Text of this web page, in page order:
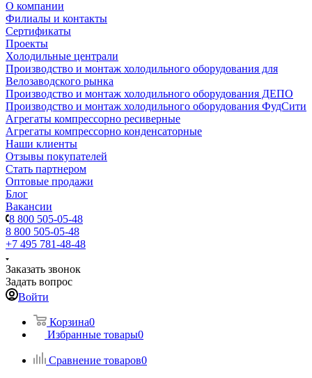
О компании
Филиалы и контакты
Сертификаты
Проекты
Холодильные централи
Производство и монтаж холодильного оборудования для
Велозаводского рынка
Производство и монтаж холодильного оборудования ДЕПО
Производство и монтаж холодильного оборудования ФудСити
Агрегаты компрессорно ресиверные
Агрегаты компрессорно конденсаторные
Наши клиенты
Отзывы покупателей
Стать партнером
Оптовые продажи
Блог
Вакансии
8 800 505-05-48
8 800 505-05-48
+7 495 781-48-48
Заказать звонок
Задать вопрос
Войти
Корзина0
Избранные товары0
Сравнение товаров0